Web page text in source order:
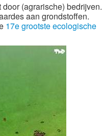
(agrarische) bedrijven.
aan grondstoffen.
17e grootste ecologische